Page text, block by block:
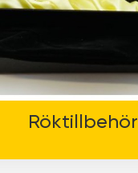
Röktillbehör